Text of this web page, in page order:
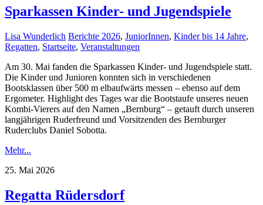
Sparkassen Kinder- und Jugendspiele
Lisa Wunderlich Berichte 2026, JuniorInnen, Kinder bis 14 Jahre,
Regatten, Startseite, Veranstaltungen
Am 30. Mai fanden die Sparkassen Kinder- und Jugendspiele statt.
Die Kinder und Junioren konnten sich in verschiedenen
Bootsklassen über 500 m elbaufwärts messen – ebenso auf dem
Ergometer. Highlight des Tages war die Bootstaufe unseres neuen
Kombi-Vierers auf den Namen „Bernburg“ – getauft durch unseren
langjährigen Ruderfreund und Vorsitzenden des Bernburger
Ruderclubs Daniel Sobotta.
Mehr...
25. Mai 2026
Regatta Rüdersdorf